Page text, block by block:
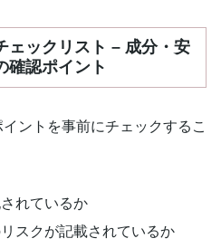
ェックリスト – 成分・安
確認ポイント
ントを事前にチェックするこ
れているか
スクが記載されているか